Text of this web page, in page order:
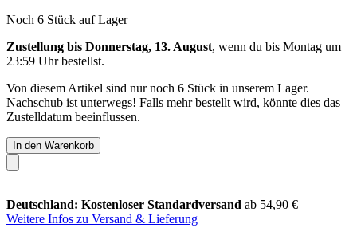
Noch 6 Stück auf Lager
Zustellung bis Donnerstag, 13. August, wenn du bis Montag um
23:59 Uhrbestellst.
Von diesem Artikel sind nur noch 6 Stück in unserem Lager.
Nachschub ist unterwegs! Falls mehr bestellt wird, könnte dies das
Zustelldatum beeinflussen.
In den Warenkorb
Deutschland: Kostenloser Standardversand ab 54,90 €
Weitere Infos zu Versand & Lieferung